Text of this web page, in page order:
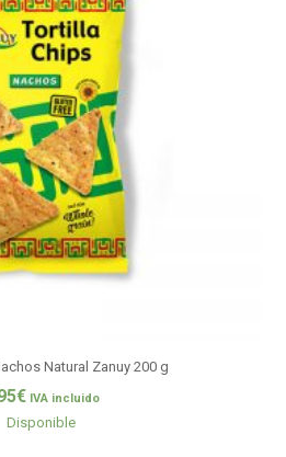
Natural Zanuy 200 g
€ IVA incluido
Disponible